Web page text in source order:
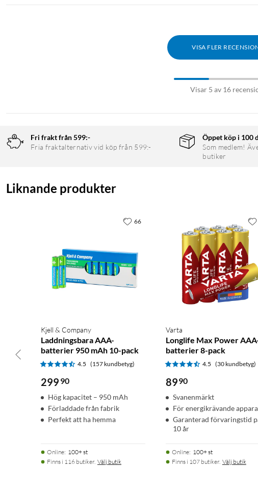
VISA FLER
Visar 5 av 16
Fri frakt från 599:-
Fria fraktalternativ vid köp från 599:-
Öppet köp i 100
Som medlem!
butiker
Liknande produkter
Kjell & Company
Laddningsbara AAA-
batterier 950 mAh 10-pack
4.5 (157 kundbetyg)
299 90
Hög kapacitet – 950 mAh
Förladdade från fabrik
Perfekt att ha hemma
Online: 100+ st
Finns i 116 butiker. Välj butik
66
Varta
Longlife Max Power
batterier 8-pack
4.5 (30 kundbetyg)
8990
Svanenmärkt
För energikrävande
Garanterad förvaringstid
10 år
Online: 100+ st
Finns i 107 butiker. Välj butik